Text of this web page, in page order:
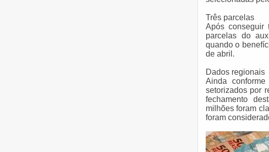
Três parcelas
Após
parcelas do
quando o
de abril.
Dados regionais
Ainda
setorizados por
fechamento
milhões foram
foram